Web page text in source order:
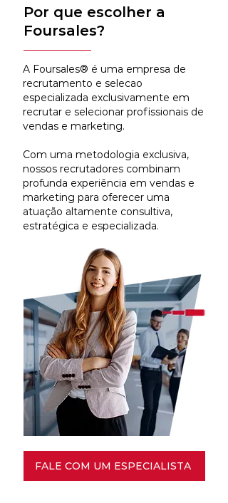
Por que escolher a
Foursales?
A Foursales® é uma empresa de
recrutamento e selecao
especializada exclusivamente em
recrutar e selecionar profissionais de
vendas e marketing.
Com uma metodologia exclusiva,
nossos recrutadores combinam
profunda experiência em vendas e
marketing para oferecer uma
atuação altamente consultiva,
estratégica e especializada.
FALE COM UM ESPECIALISTA